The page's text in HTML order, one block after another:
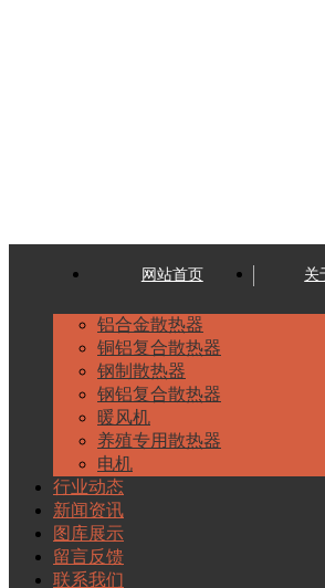
网站首页 关
铝合金散热器
铜铝复合散热器
钢制散热器
钢铝复合散热器
暖风机
养殖专用散热器
电机
行业动态
新闻资讯
图库展示
留言反馈
联系我们